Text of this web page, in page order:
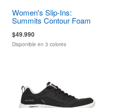
Women's Slip-Ins:
Summits Contour Foam
$49.990
Disponible en 3 colores